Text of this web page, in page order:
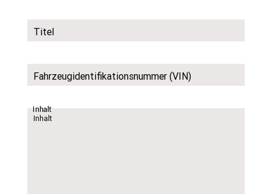
Titel
Fahrzeugidentifikationsnummer (VIN)
Inhalt